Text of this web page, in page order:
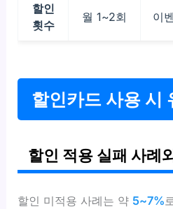
할인
횟수
월 1~2회 이
할인카드 사용 시
할인 적용 실패 사례
할인 미적용 사례는 약 5~7%